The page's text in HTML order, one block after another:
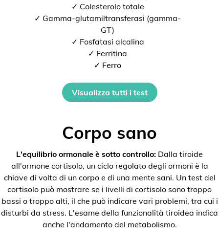
✓ Colesterolo totale
✓ Gamma-glutamiltransferasi (gamma-
GT)
✓ Fosfatasi alcalina
✓ Ferritina
✓ Ferro
Visualizza tutti i test
Corpo sano
L'equilibrio ormonale è sotto controllo: Dalla tiroide
all'ormone cortisolo, un ciclo regolato degli ormoni è la
chiave di volta di un corpo e di una mente sani. Un test del
cortisolo può mostrare se i livelli di cortisolo sono troppo
bassi o troppo alti, il che può indicare vari problemi, tra cui i
disturbi da stress. L'esame della funzionalità tiroidea indica
anche l'andamento del metabolismo.